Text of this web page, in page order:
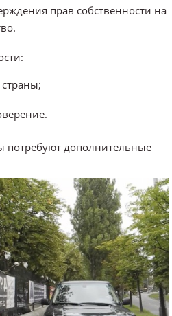
прав собственности на
потребуют дополнительные